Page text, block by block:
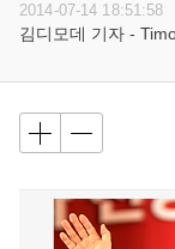
2014-07-14 18:51:58
김디모데 기자 -